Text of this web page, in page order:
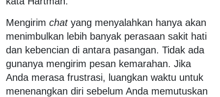
Mengirim chatyang menyalahkan hanya akan
menimbulkan lebih banyak perasaan sakit hati
dan kebencian di antara pasangan. Tidak ada
gunanya mengirim pesan kemarahan. Jika
Anda merasa frustrasi, luangkan waktu untuk
menenangkan diri sebelum Anda memutuskan